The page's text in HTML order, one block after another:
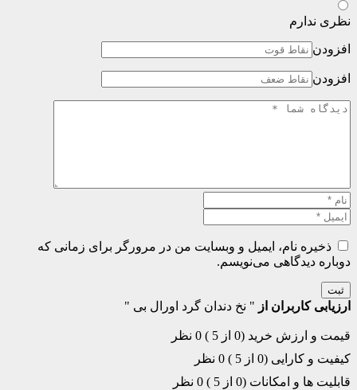
نظری ندارم
افزودن
افزودن
ذخیره نام، ایمیل و وبسایت من در مرورگر برای زمانی که
دوباره دیدگاهی می‌نویسم.
ثبت
ارزیابی کاربران از " نخ دندان گرد اورال بی "
قیمت و ارزش خرید (0 از 5 )
0 نظر
کیفیت و کارایی (0 از 5 )
0 نظر
قابلیت ها و امکانات (0 از 5 )
0 نظر